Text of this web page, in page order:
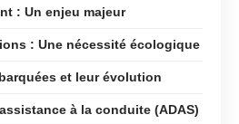
: Un enjeu majeur
: Une nécessité écologique
et leur évolution
à la conduite (ADAS)